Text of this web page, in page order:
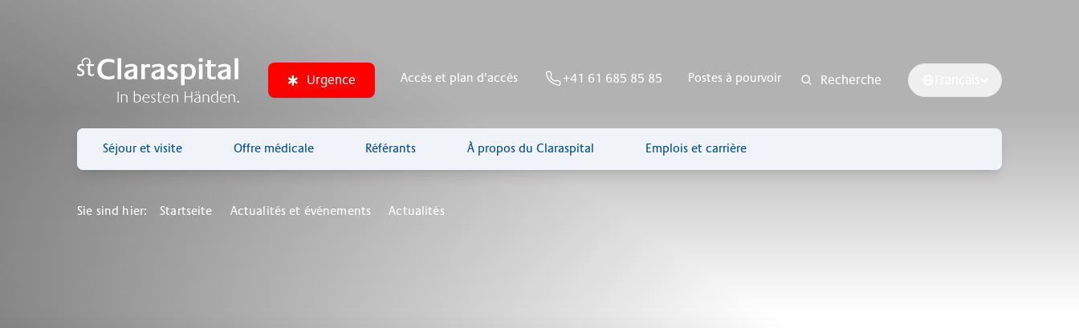
Urgence Accès et plan d'accès +41 61 685 85 85 Postes à pourvoir Recherche
Séjour et visite Offre médicale Référants À propos du Claraspital Emplois et carrière
Sie sind hier: Startseite Actualités et événements Actualités